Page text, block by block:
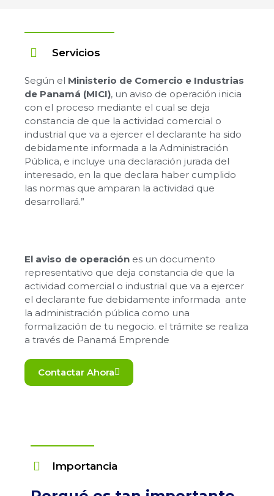
Servicios
Según el Ministerio de Comercio e Industrias
de Panamá (MICI), un aviso de operación inicia
con el proceso mediante el cual se deja
constancia de que la actividad comercial o
industrial que va a ejercer el declarante ha sido
debidamente informada a la Administración
Pública, e incluye una declaración jurada del
interesado, en la que declara haber cumplido
las normas que amparan la actividad que
desarrollará.”
El aviso de operación es un documento
representativo que deja constancia de que la
actividad comercial o industrial que va a ejercer
el declarante fue debidamente informada ante
la administración pública como una
formalización de tu negocio. el trámite se realiza
a través de Panamá Emprende
Contactar Ahora
Importancia